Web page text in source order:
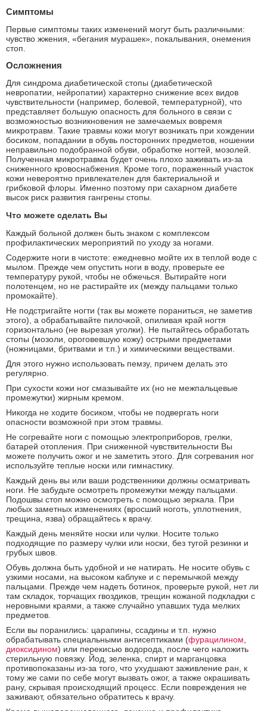
Симптомы
Первые симптомы таких изменений могут быть различными:
чувство жжения, «бегания мурашек», покалывания, онемения
стоп.
Осложнения
Для синдрома диабетической стопы (диабетической
невропатии, нейропатии) характерно снижение всех видов
чувствительности (например, болевой, температурной), что
представляет большую опасность для больного в связи с
возможностью возникновения не замечаемых вовремя
микротравм. Такие травмы кожи могут возникать при хождении
босиком, попадании в обувь посторонних предметов, ношении
неправильно подобранной обуви, обработке ногтей, мозолей.
Полученная микротравма будет очень плохо заживать из-за
сниженного кровоснабжения. Кроме того, пораженный участок
кожи невероятно привлекателен для бактериальной и
грибковой флоры. Именно поэтому при сахарном диабете
высок риск развития гангрены стопы.
Что можете сделать Вы
Каждый больной должен быть знаком с комплексом
профилактических мероприятий по уходу за ногами.
Содержите ноги в чистоте: ежедневно мойте их в теплой воде с
мылом. Прежде чем опустить ноги в воду, проверьте ее
температуру рукой, чтобы не обжечься. Вытирайте ноги
полотенцем, но не растирайте их (между пальцами только
промокайте).
Не подстригайте ногти (так вы можете пораниться, не заметив
этого), а обрабатывайте пилочкой, опиливая край ногтя
горизонтально (не вырезая уголки). Не пытайтесь обработать
стопы (мозоли, ороговевшую кожу) острыми предметами
(ножницами, бритвами и т.п.) и химическими веществами.
Для этого нужно использовать пемзу, причем делать это
регулярно.
При сухости кожи ног смазывайте их (но не межпальцевые
промежутки) жирным кремом.
Никогда не ходите босиком, чтобы не подвергать ноги
опасности возможной при этом травмы.
Не согревайте ноги с помощью электроприборов, грелки,
батарей отопления. При сниженной чувствительности Вы
можете получить ожог и не заметить этого. Для согревания ног
используйте теплые носки или гимнастику.
Каждый день вы или ваши родственники должны осматривать
ноги. Не забудьте осмотреть промежутки между пальцами.
Подошвы стоп можно осмотреть с помощью зеркала. При
любых заметных изменениях (вросший ноготь, уплотнения,
трещина, язва) обращайтесь к врачу.
Каждый день меняйте носки или чулки. Носите только
подходящие по размеру чулки или носки, без тугой резинки и
грубых швов.
Обувь должна быть удобной и не натирать. Не носите обувь с
узкими носами, на высоком каблуке и с перемычкой между
пальцами. Прежде чем надеть ботинок, проверьте рукой, нет ли
там складок, торчащих гвоздиков, трещин кожаной подкладки с
неровными краями, а также случайно упавших туда мелких
предметов.
Если вы поранились: царапины, ссадины и т.п. нужно
обрабатывать специальными антисептиками (фурацилином
диоксидином) или перекисью водорода, после чего наложить
стерильную повязку. Йод, зеленка, спирт и марганцовка
противопоказаны из-за того, что ухудшают заживление ран, к
тому же сами по себе могут вызвать ожог, а также окрашивать
рану, скрывая происходящий процесс. Если повреждения не
заживают, обязательно обратитесь к врачу.